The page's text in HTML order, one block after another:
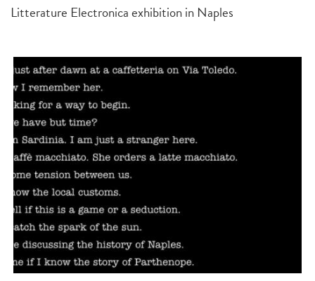
Litterature Electronica exhibition in Naples